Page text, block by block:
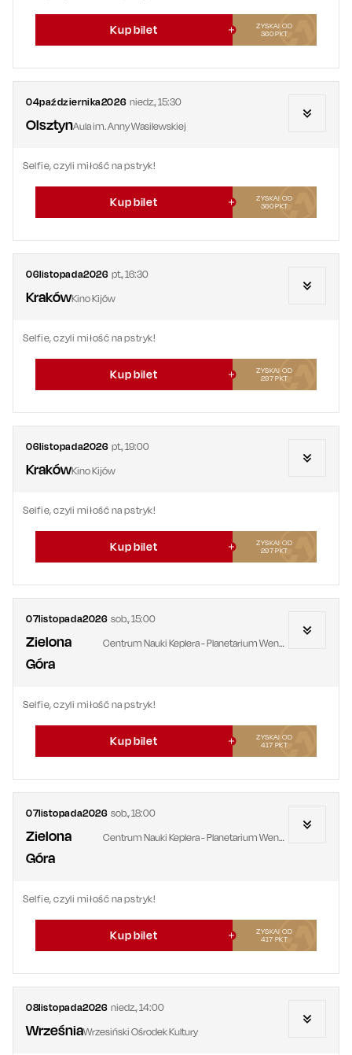
Kup bilet
ZYSKAJ OD
360PKT
04października2026 niedz.,15:30
OlsztynAula im. Anny Wasilewskiej
Selfie, czyli miłość na pstryk!
Kup bilet
ZYSKAJ OD
360PKT
06listopada2026 pt.,16:30
KrakówKino Kijów
Selfie, czyli miłość na pstryk!
Kup bilet
ZYSKAJ OD
297PKT
06listopada2026 pt.,19:00
KrakówKino Kijów
Selfie, czyli miłość na pstryk!
Kup bilet
ZYSKAJ OD
297PKT
07listopada2026 sob.,15:00
Zielona
Góra
Centrum Nauki Keplera - Planetarium Wenus
Selfie, czyli miłość na pstryk!
Kup bilet
ZYSKAJ OD
417 PKT
07listopada2026 sob.,18:00
Zielona
Góra
Centrum Nauki Keplera - Planetarium Wenus
Selfie, czyli miłość na pstryk!
Kup bilet
ZYSKAJ OD
417 PKT
08listopada2026 niedz.,14:00
WrześniaWrzesiński Ośrodek Kultury